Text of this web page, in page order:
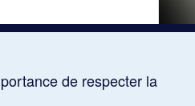
de respecter la